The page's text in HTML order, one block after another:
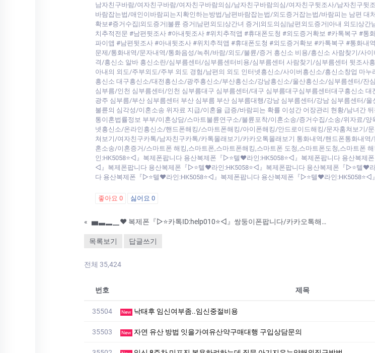
남자친구바람/여자친구바람/여자친구바람의심/남자친구바람의심/여자친구뒷조사/남자친구
바람잡는법/애인이바람피는지확인하는방법/남편바람잡는법/외도증거잡는법/바람피는 남편
확보#증거수집|외도증거|불륜 증거|남편외도|상간녀 증거|외도의심|남편외도증거|아내 외도|상
치추적전문 #남편뒷조사 #아내뒷조사 #위치추적앱 #휴대폰도청 #외도증거확보 #카톡복구 #
파이앱 #남편뒷조사 #아내뒷조사 #위치추적앱 #휴대폰도청 #외도증거확보 #카톡복구 #통화
문제/통화내역/문자내역/통화음성/녹취/바람/외도/불륜/증거 흥신소 비용/흥신소 사람찾기/사
격/흥신소 알바 흥신소란/심부름센터/심부름센터비용/심부름센터 사람찾기/심부름센터 뒷조
아내의 외도/주부외도/주부 외도 경험/남편의 외도 인터넷흥신소/사이버흥신소/흥신소창업 마
흥신소 대구흥신소/대전흥신소/광주흥신소/부산흥신소/강남흥신소/울산흥신소/심부름센터/
심부름/인천 심부름센터/인천 심부름대구 심부름센터/대구 심부름대구심부름센터대구흥신소
광주 심부름/부산 심부름센터 부산 심부름 부산 심부름대행/강남 심부름센터/강남 심부름센터/
불륜의 심각성/이혼소송 위자료 지급/이혼율 급증/바람피는 확률 이성간 어장관리 현황/남녀간
통이혼법률정보 부부/이혼상담/스마트불륜연구소/불륜포착/이혼소송/증거수집/소송/위자료/
넷흥신소/온라인흥신소/핸드폰해킹/스마트폰해킹/아이폰해킹/안드로이드해킹/문자훔쳐보기/
쳐보기/여자친구카톡/남자친구카톡/카톡몰래보기/카카오톡몰래보기 통화내역/핸드폰통화내
혼소송/이혼증거/스마트폰 해킹,스마트폰,스마트폰해킹,스마트폰 도청,스마트폰도청,스마트폰
인:HK5058⭐◁』복제폰팝니다 용산복제폰『▷⭐텔♥라인:HK5058⭐◁』복제폰팝니다 용산복
◁』복제폰팝니다 용산복제폰『▷⭐텔♥라인:HK5058⭐◁』복제폰팝니다 용산복제폰『▷⭐텔♥
다 용산복제폰『▷⭐텔♥라인:HK5058⭐◁』복제폰팝니다 용산복제폰『▷⭐텔♥라인
좋아요 0 싫어요 0
« ▅▃▂▁❤ 복제폰『▷⭐카톡ID:help010⭐◁』쌍둥이폰팝니다/카카오톡해킹 카톡해킹 위치추적❤▁▂▃▅■ 복제폰/쌍둥이폰팝니다.카카오톡해킹 카톡해킹◆ 카톡해킹스마트폰해킹위치주적실시간위치추적◆ 스마트폰복제,카톡내역조회,카톡해킹,삭
목록보기 답글쓰기
전체 35,424
번호 제목
35504 New 낙태후 임신여부좀..임신중절비용
35503 New 자연 유산 방법 잇을가여유산약구매대행 구입상담문의